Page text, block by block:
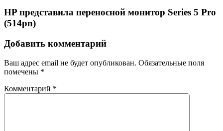
HP представила переносной монитор Series 5 Pro
(514pn)
Добавить комментарий
Ваш адрес email не будет опубликован. Обязательные поля
помечены *
Комментарий *